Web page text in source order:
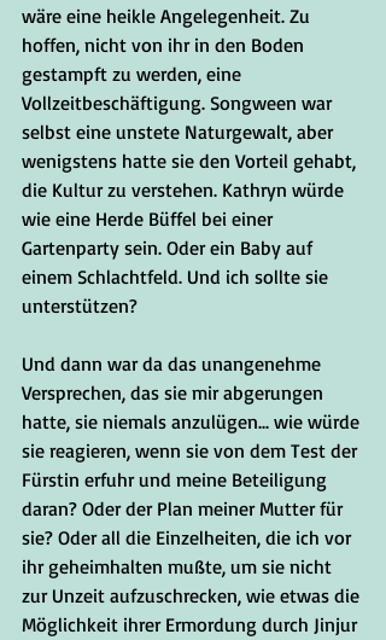
wäre eine heikle Angelegenheit. Zu
hoffen, nicht von ihr in den Boden
gestampft zu werden, eine
Vollzeitbeschäftigung. Songween war
selbst eine unstete Naturgewalt, aber
wenigstens hatte sie den Vorteil gehabt,
die Kultur zu verstehen. Kathryn würde
wie eine Herde Büffel bei einer
Gartenparty sein. Oder ein Baby auf
einem Schlachtfeld. Und ich sollte sie
unterstützen?
Und dann war da das unangenehme
Versprechen, das sie mir abgerungen
hatte, sie niemals anzulügen... wie würde
sie reagieren, wenn sie von dem Test der
Fürstin erfuhr und meine Beteiligung
daran? Oder der Plan meiner Mutter für
sie? Oder all die Einzelheiten, die ich vor
ihr geheimhalten mußte, um sie nicht
zur Unzeit aufzuschrecken, wie etwas die
Möglichkeit ihrer Ermordung durch Jinjur